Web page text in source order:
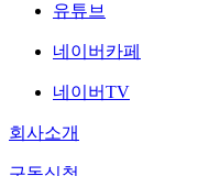
유튜브
네이버카페
네이버TV
회사소개